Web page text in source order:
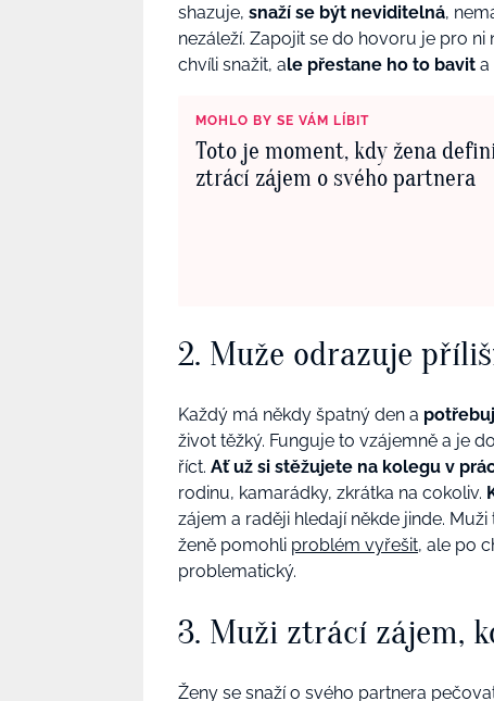
shazuje, snaží se být neviditelná,
nezáleží. Zapojit se do hovoru je pro
chvíli snažit, ale přestane ho to bavit a
MOHLO BY SE VÁM LÍBIT
Toto je moment, kdy žena
ztrácí zájem o svého partnera
2. Muže odrazuje
Každý má někdy špatný den a
život těžký. Funguje to vzájemně a je
říct. Ať už si stěžujete na kolegu v
rodinu, kamarádky, zkrátka na cokoliv.
zájem a raději hledají někde jinde.
ženě pomohli problém vyřešit, ale po
problematický.
3. Muži ztrácí zájem,
Ženy se snaží o svého partnera